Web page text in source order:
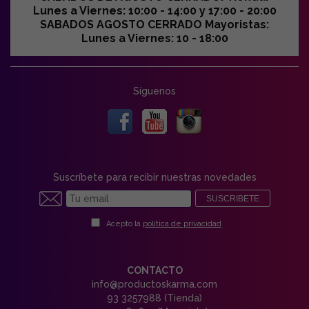
Lunes a Viernes: 10:00 - 14:00 y 17:00 - 20:00
SABADOS AGOSTO CERRADO Mayoristas:
Lunes a Viernes: 10 - 18:00
Síguenos
Suscríbete para recibir nuestras novedades
SUSCRIBETE
Acepto la política de privacidad
CONTACTO
info@productoskarma.com
93 3257988 (Tienda)